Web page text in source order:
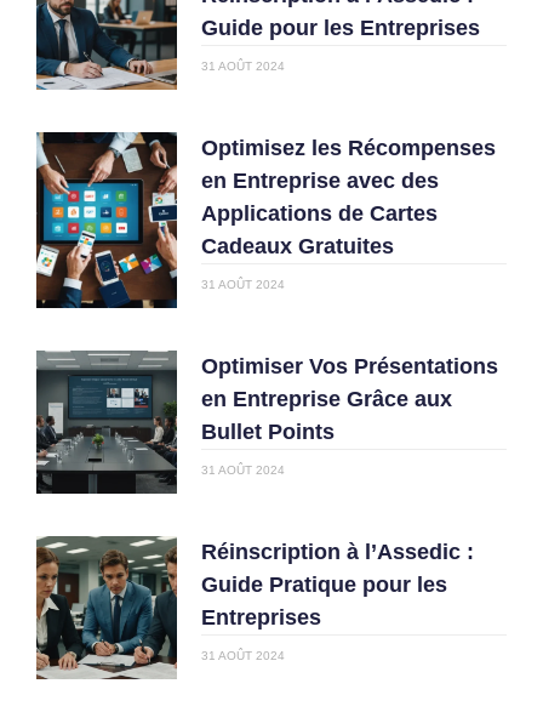
Guide pour les Entreprises
31 AOÛT 2024
Optimisez les Récompenses
en Entreprise avec des
Applications de Cartes
Cadeaux Gratuites
31 AOÛT 2024
Optimiser Vos Présentations
en Entreprise Grâce aux
Bullet Points
31 AOÛT 2024
Réinscription à l’Assedic :
Guide Pratique pour les
Entreprises
31 AOÛT 2024